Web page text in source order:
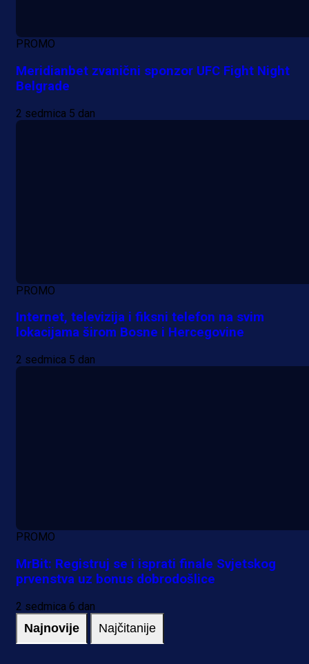
PROMO
Meridianbet zvanični sponzor UFC Fight Night
Belgrade
2 sedmica 5 dan
PROMO
Internet, televizija i fiksni telefon na svim
lokacijama širom Bosne i Hercegovine
2 sedmica 5 dan
PROMO
MrBit: Registruj se i isprati finale Svjetskog
prvenstva uz bonus dobrodošlice
2 sedmica 6 dan
Najnovije Najčitanije